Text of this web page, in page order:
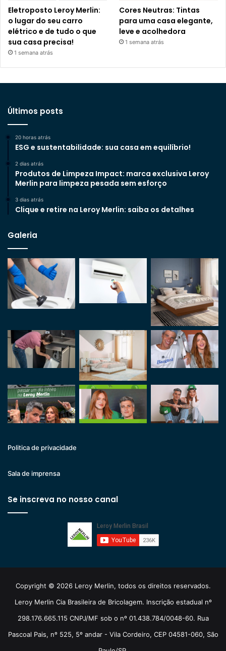
Eletroposto Leroy Merlin:
o lugar do seu carro
elétrico e de tudo o que
sua casa precisa!
1 semana atrás
Cores Neutras: Tintas
para uma casa elegante,
leve e acolhedora
1 semana atrás
Últimos posts
20 horas atrás
ESG e sustentabilidade: sua casa em equilíbrio!
2 dias atrás
Produtos de Limpeza Impact: marca exclusiva Leroy
Merlin para limpeza pesada sem esforço
3 dias atrás
Clique e retire na Leroy Merlin: saiba os detalhes
Galeria
Politica de privacidade
Sala de imprensa
Se inscreva no nosso canal
Copyright © 2026 Leroy Merlin, todos os direitos reservados.
Leroy Merlin Cia Brasileira de Bricolagem. Inscrição estadual nº
298.176.665.115 CNPJ/MF sob o nº 01.438.784/0048-60. Rua
Pascoal Pais, nº 525, 5º andar - Vila Cordeiro, CEP 04581-060, São